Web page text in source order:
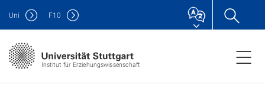
Institut für Erziehungswissenschaft
Uni F10